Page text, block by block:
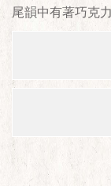
尾韻中有著巧克